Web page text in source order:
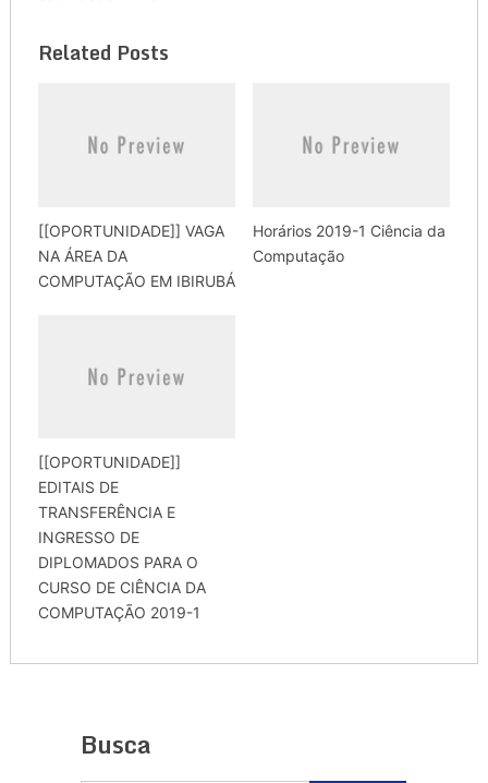
Related Posts
[[OPORTUNIDADE]] VAGA
NA ÁREA DA
COMPUTAÇÃO EM IBIRUBÁ
Horários 2019-1 Ciência da
Computação
[[OPORTUNIDADE]]
EDITAIS DE
TRANSFERÊNCIA E
INGRESSO DE
DIPLOMADOS PARA O
CURSO DE CIÊNCIA DA
COMPUTAÇÃO 2019-1
Busca